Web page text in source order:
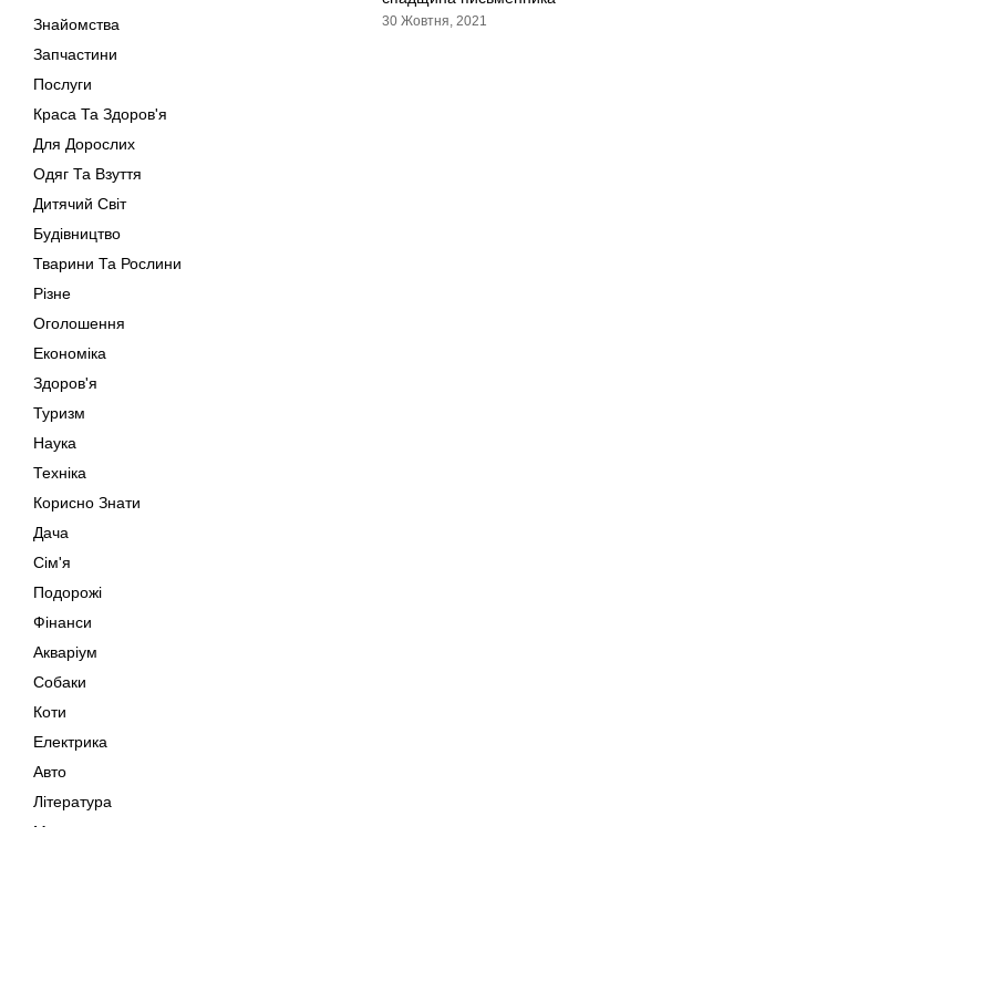
Знайомства
Запчастини
Послуги
Краса Та Здоров'я
Для Дорослих
Одяг Та Взуття
Дитячий Світ
Будівництво
Тварини Та Рослини
Різне
Оголошення
Економіка
Здоров'я
Туризм
Наука
Техніка
Корисно Знати
Дача
Сім'я
Подорожі
Фінанси
Акваріум
Собаки
Коти
Електрика
Авто
Література
Музика
30 Жовтня, 2021